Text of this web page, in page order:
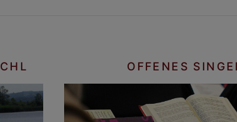
OFFENES